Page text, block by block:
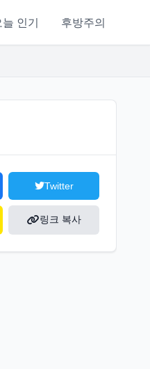
늘 인기 후방주의
Twitter
링크 복사